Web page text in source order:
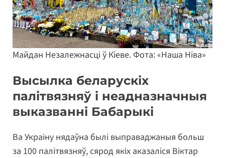
Майдан Незалежнасці ў Кіеве. Фота: «Наша Ніва»
Высылка беларускіх
палітвязняў і неадназначныя
выказванні Бабарыкі
Ва Украіну нядаўна былі выправаджаныя больш
за 100 палітвязняў, сярод якіх аказаліся Віктар